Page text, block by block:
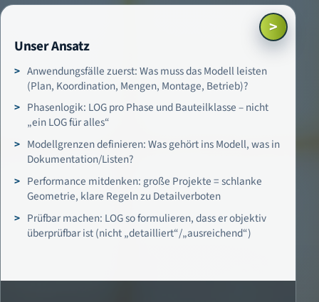
Unser Ansatz
Anwendungsfälle zuerst: Was muss das Modell leisten
(Plan, Koordination, Mengen, Montage, Betrieb)?
Phasenlogik: LOG pro Phase und Bauteilklasse – nicht
„ein LOG für alles“
Modellgrenzen definieren: Was gehört ins Modell, was in
Dokumentation/Listen?
Performance mitdenken: große Projekte = schlanke
Geometrie, klare Regeln zu Detailverboten
Prüfbar machen: LOG so formulieren, dass er objektiv
überprüfbar ist (nicht „detailliert“/„ausreichend“)
>